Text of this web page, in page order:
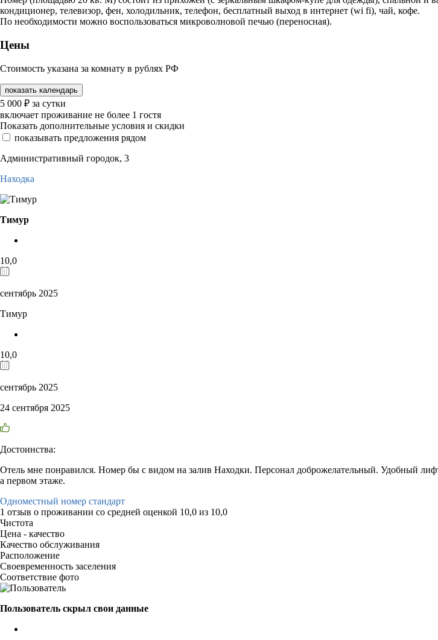
кондиционер, телевизор, фен, холодильник, телефон, бесплатный выход в интернет (wi fi), чай, кофе.
По необходимости можно воспользоваться микроволновой печью (переносная).
Цены
Стоимость указана за комнату в рублях РФ
показать календарь
5 000 ₽ за сутки
включает проживание не более 1 гостя
Показать дополнительные условия и скидки
показывать предложения рядом
Административный городок, 3
Находка
Тимур
10,0
сентябрь 2025
Тимур
10,0
сентябрь 2025
24 сентября 2025
Достоинства:
Отель мне понравился. Номер бы с видом на залив Находки. Персонал доброжелательный. Удобный
а первом этаже.
Одноместный номер стандарт
1 отзыв о проживании со средней оценкой 10,0 из 10,0
Чистота
Цена - качество
Качество обслуживания
Расположение
Своевременность заселения
Соответствие фото
Пользователь скрыл свои данные